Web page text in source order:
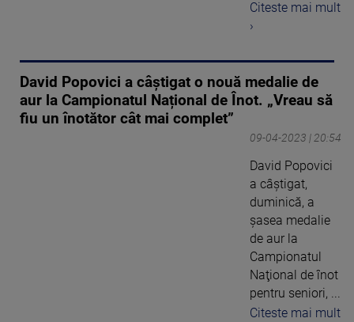
Citeste mai mult
›
David Popovici a câștigat o nouă medalie de
aur la Campionatul Național de Înot. „Vreau să
fiu un înotător cât mai complet”
09-04-2023 | 20:54
David Popovici
a câştigat,
duminică, a
şasea medalie
de aur la
Campionatul
Naţional de înot
pentru seniori, ...
Citeste mai mult